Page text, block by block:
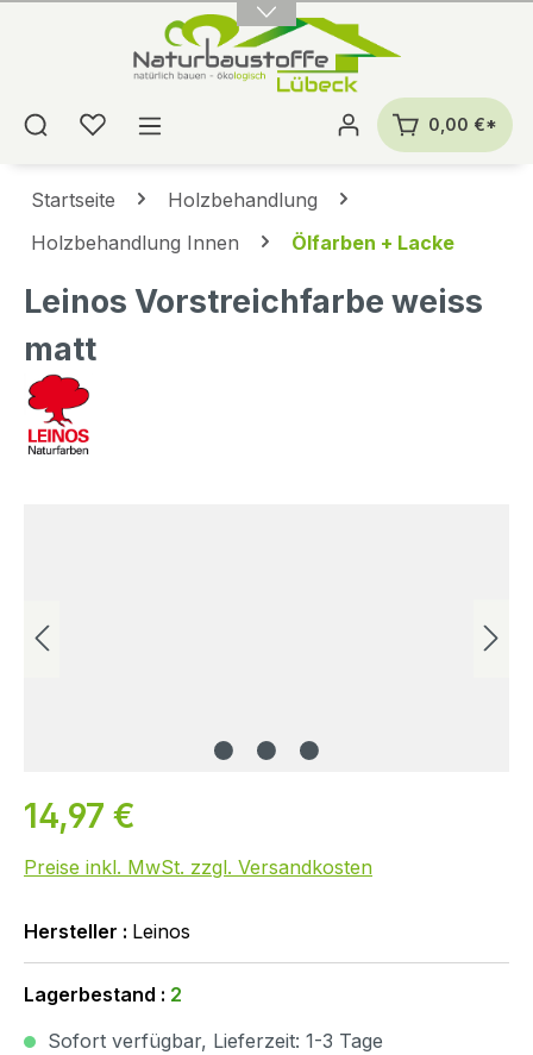
0,00 €*
Startseite
Holzbehandlung
Holzbehandlung Innen
Ölfarben + Lacke
Leinos Vorstreichfarbe weiss
matt
14,97 €
Preise inkl. MwSt. zzgl. Versandkosten
Hersteller : Leinos
Lagerbestand : 2
Sofort verfügbar, Lieferzeit: 1-3 Tage